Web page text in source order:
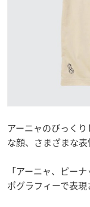
アーニャのびっく
な顔、さまざまな表
「アーニャ、ピー
ポグラフィーで表現